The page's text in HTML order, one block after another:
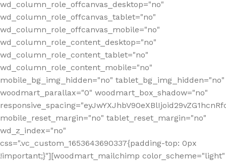
wd_column_role_offcanvas_desktop="no"
wd_column_role_offcanvas_tablet="no"
wd_column_role_offcanvas_mobile="no"
wd_column_role_content_desktop="no"
wd_column_role_content_tablet="no"
wd_column_role_content_mobile="no"
mobile_bg_img_hidden="no" tablet_bg_img_hidden="no"
woodmart_parallax="0" woodmart_box_shadow="no"
mobile_reset_margin="no" tablet_reset_margin="no"
wd_z_index="no"
css=".vc_custom_1653643690337{padding-top: 0px
!important;}"][woodmart_mailchimp color_scheme="light"